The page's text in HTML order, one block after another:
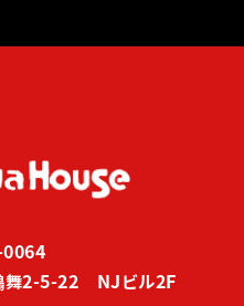
0064
舞2-5-22 NJビル2F